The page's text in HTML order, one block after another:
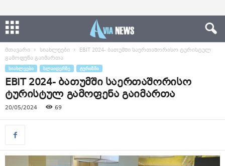
მთავარი სიახლეები
EBIT 2024- ბათუმში საერთაშორისო ტურისტულ
გამოფენა გაიმართა
ᲡᲘᲐᲮᲚᲔᲔᲑᲘ ᲡᲚᲐᲘᲓᲔᲠᲖᲔ ᲢᲣᲠᲘᲖᲛᲘ
EBIT 2024- ბათუმში საერთაშორისო
ტურისტულ გამოფენა გაიმართა
20/05/2024 69